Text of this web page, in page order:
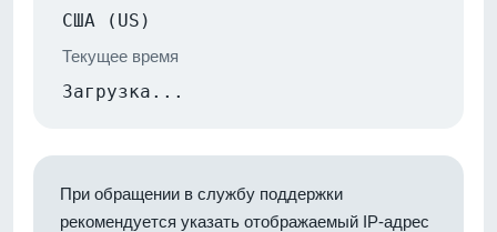
США (US)
Текущее время
Загрузка...
При обращении в службу поддержки
рекомендуется указать отображаемый IP-адрес